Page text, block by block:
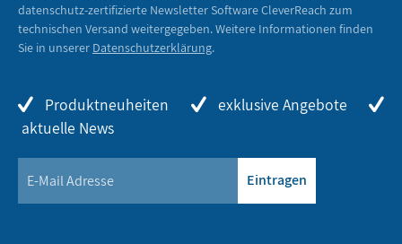
datenschutz-zertifizierte Newsletter Software CleverReach zum
technischen Versand weitergegeben. Weitere Informationen finden
Sie in unserer Datenschutzerklärung.
Produktneuheiten
exklusive Angebote
aktuelle News
Eintragen